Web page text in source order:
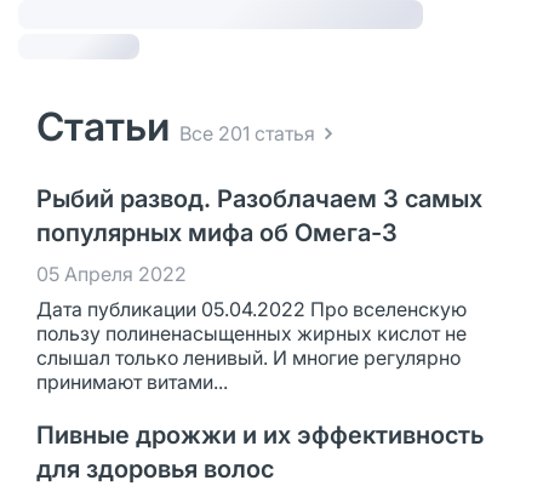
Статьи Все 201 статья
Рыбий развод. Разоблачаем 3 самых
популярных мифа об Омега-3
05 Апреля 2022
Дата публикации 05.04.2022 Про вселенскую
пользу полиненасыщенных жирных кислот не
слышал только ленивый. И многие регулярно
принимают витами...
Пивные дрожжи и их эффективность
для здоровья волос